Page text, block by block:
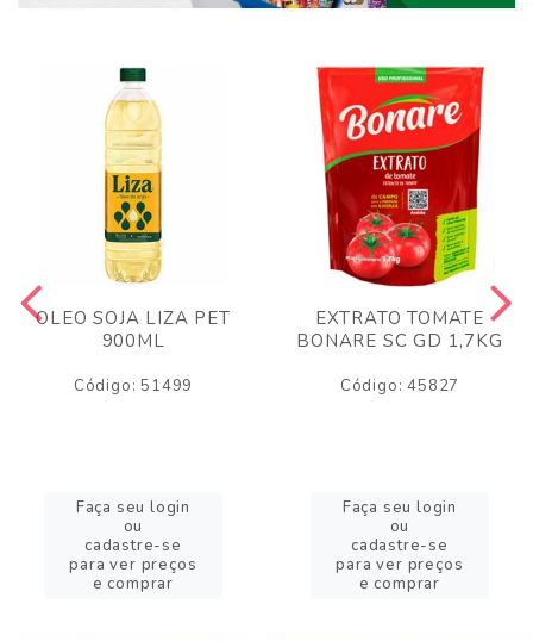
OLEO SOJA LIZA PET
900ML
Código: 51499
Faça seu login
ou
cadastre-se
para ver preços
e comprar
EXTRATO TOMATE
BONARE SC GD 1,7KG
Código: 45827
Faça seu login
ou
cadastre-se
para ver preços
e comprar